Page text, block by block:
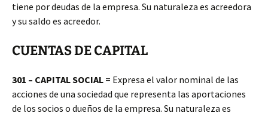
tiene por deudas de la empresa. Su naturaleza es acreedora
y su saldo es acreedor.
CUENTAS DE CAPITAL
301 – CAPITAL SOCIAL = Expresa el valor nominal de las
acciones de una sociedad que representa las aportaciones
de los socios o dueños de la empresa. Su naturaleza es